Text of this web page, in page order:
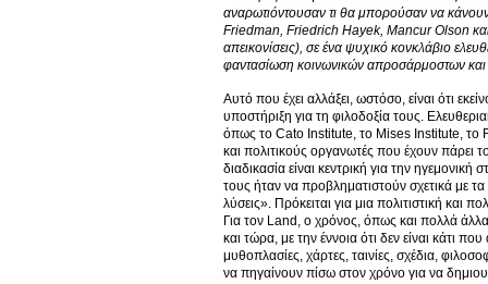
αναρωτιόντουσαν τι θα μπορούσαν να
Friedman, Friedrich Hayek, Mancur Olson
απεικονίσεις), σε ένα ψυχικό κονκλάβιο
φαντασίωση κοινωνικών απροσάρμοστων και
Αυτό που έχει αλλάξει, ωστόσο, είναι ότι
υποστήριξη για τη φιλοδοξία τους.
όπως το Cato Institute, το Mises Institute, το
και πολιτικούς οργανωτές που έχουν πάρει
διαδικασία είναι κεντρική για την
τους ήταν να προβληματιστούν σχετικά με
λύσεις». Πρόκειται για μια πολιτιστική και
Για τον Land, ο χρόνος, όπως και πολλά άλλα,
και τώρα, με την έννοια ότι δεν είναι κάτι
μυθοπλασίες, χάρτες, ταινίες, σχέδια,
να πηγαίνουν πίσω στον χρόνο για να